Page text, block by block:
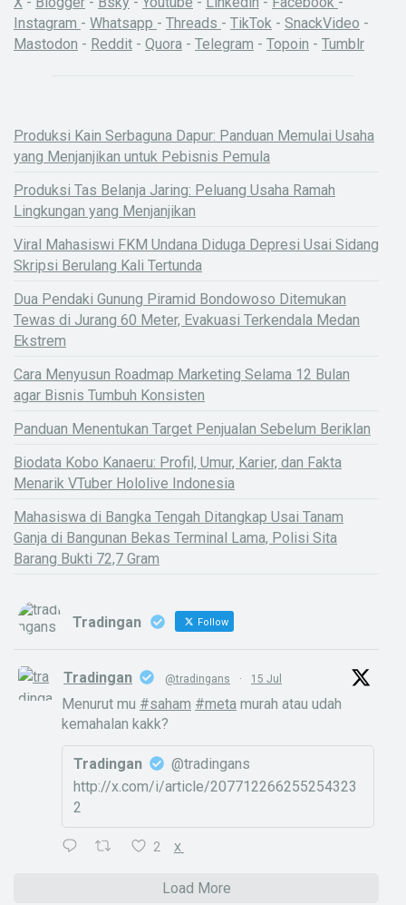
Instagram - Whatsapp - Threads - TikTok - SnackVideo -
Mastodon - Reddit - Quora - Telegram - Topoin - Tumblr
Produksi Kain Serbaguna Dapur: Panduan Memulai Usaha
yang Menjanjikan untuk Pebisnis Pemula
Produksi Tas Belanja Jaring: Peluang Usaha Ramah
Lingkungan yang Menjanjikan
Viral Mahasiswi FKM Undana Diduga Depresi Usai Sidang
Skripsi Berulang Kali Tertunda
Dua Pendaki Gunung Piramid Bondowoso Ditemukan
Tewas di Jurang 60 Meter, Evakuasi Terkendala Medan
Ekstrem
Cara Menyusun Roadmap Marketing Selama 12 Bulan
agar Bisnis Tumbuh Konsisten
Panduan Menentukan Target Penjualan Sebelum Beriklan
Biodata Kobo Kanaeru: Profil, Umur, Karier, dan Fakta
Menarik VTuber Hololive Indonesia
Mahasiswa di Bangka Tengah Ditangkap Usai Tanam
Ganja di Bangunan Bekas Terminal Lama, Polisi Sita
Barang Bukti 72,7 Gram
Tradingan Follow
Tradingan @tradingans · 15 Jul
Menurut mu #saham #meta murah atau udah
kemahalan kakk?
Tradingan
@tradingans
http://x.com/i/article/207712266255254323
2
2 X
Load More